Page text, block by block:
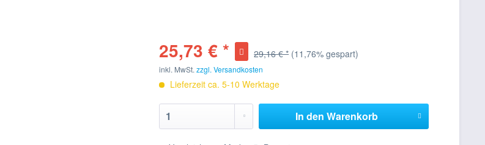
25,73 € *
29,16 € * (11,76% gespart)
inkl. MwSt.zzgl. Versandkosten
Lieferzeit ca. 5-10 Werktage
In den Warenkorb